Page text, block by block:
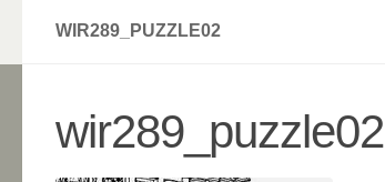
WIR289_PUZZLE02
wir289_puzzle02